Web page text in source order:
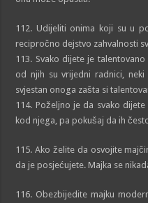
112. Udijeliti onima koji su u
recipročno dejstvo zahvalnosti
113. Svako dijete je
od njih su vrijedni radnici,
svjestan onoga zašta si
114. Poželjno je da svako
kod njega, pa pokušaj da ih
115. Ako želite da osvojite
da je posjećujete. Majka se
116. Obezbijedite majku